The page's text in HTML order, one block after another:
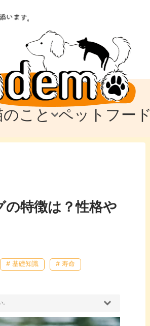
こと ペットフード
の特徴は？性格や
# 基礎知識 # 寿命